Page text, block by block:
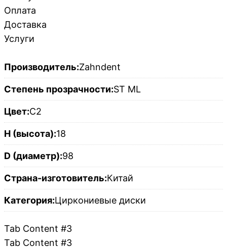
Оплата
Доставка
Услуги
Производитель:Zahndent
Степень прозрачности:ST ML
Цвет:C2
H (высота):18
D (диаметр):98
Страна-изготовитель:Китай
Категория:Циркониевые диски
Tab Content #3
Tab Content #3